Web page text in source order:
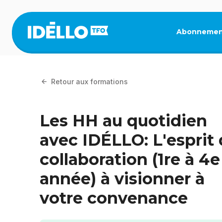
contenu
principal
Retour aux formations
Les HH au quotidien
avec IDÉLLO: L'esprit
collaboration (1re à 4e
année) à visionner à
votre convenance